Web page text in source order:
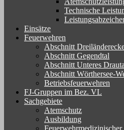
Technische
Einsätze
Feuerwehren
Abschnitt
Abschnitt Gegendtal
Abschnitt Unteres
Abschnitt Wörthersee-
Betriebsfeuerwehren
FJ-Gruppen im Bez. VL
Sachgebiete
Atemschutz
Ausbildung